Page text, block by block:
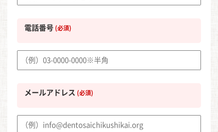
電話番号 (必須)
メールアドレス (必須)